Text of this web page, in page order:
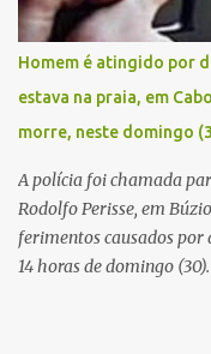
Homem é atingido por
estava na praia, em
morre, neste domingo
A polícia foi chamada
Rodolfo Perisse, em
ferimentos causados
14 horas de domingo